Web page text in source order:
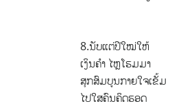
ຊາວເຊື້ອເຜົ່
8.ນັບແຕ່ປີໃໝ່ໃຫ້ ມີ
ເງິນຄຳ ໄຫຼໂຮມມາ
ສຸກສົມບູນກາຍໃຈເຂັ້ມ
ໄປໃສຄົນຄິດຮອດ